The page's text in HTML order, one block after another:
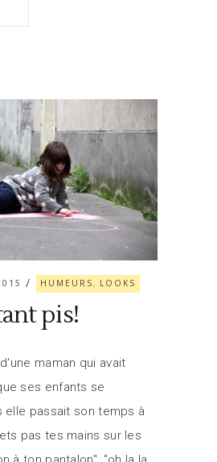
HUMEURS, LOOKS
pis!
maman qui avait
ses enfants se
elle passait son temps à
pas tes mains sur les